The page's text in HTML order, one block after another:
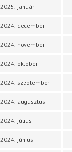
2025. január
2024. december
2024. november
2024. október
2024. szeptember
2024. augusztus
2024. július
2024. június